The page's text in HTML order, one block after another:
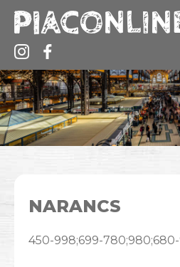
NARANCS
450-998;699-